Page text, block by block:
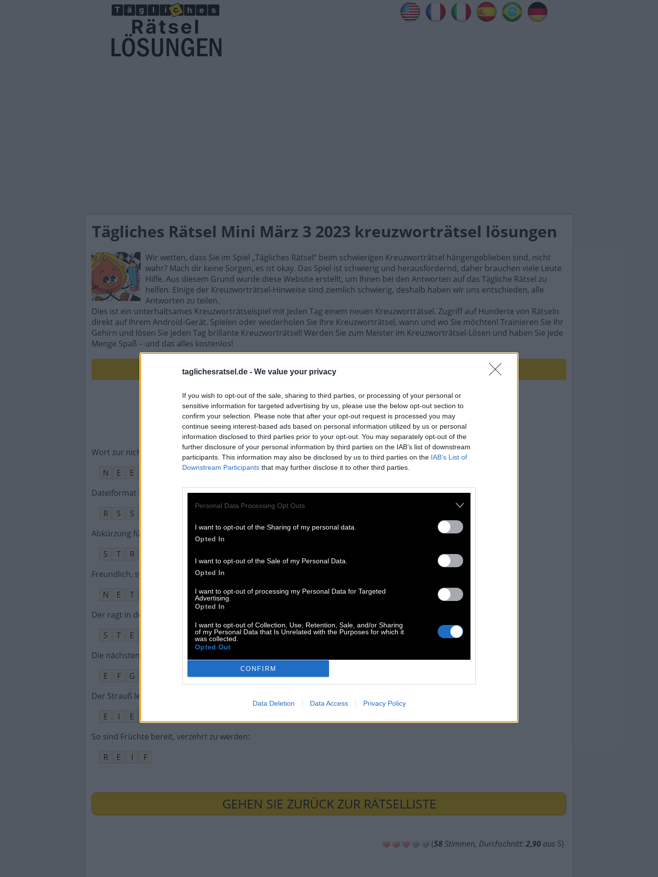
taglichesratsel.de - We value your privacy
If you wish to opt-out of the sale, sharing to third parties, or processing of your personal or
sensitive information for targeted advertising by us, please use the below opt-out section to
confirm your selection. Please note that after your opt-out request is processed you may
continue seeing interest-based ads based on personal information utilized by us or personal
information disclosed to third parties prior to your opt-out. You may separately opt-out of the
further disclosure of your personal information by third parties on the IAB’s list of downstream
participants. This information may also be disclosed by us to third parties on the IAB’s List of
Downstream Participants that may further disclose it to other third parties.
Personal Data Processing Opt Outs
I want to opt-out of the Sharing of my personal data.
Opted In
I want to opt-out of the Sale of my Personal Data.
Opted In
I want to opt-out of processing my Personal Data for Targeted
Advertising.
Opted In
I want to opt-out of Collection, Use, Retention, Sale, and/or Sharing
of my Personal Data that Is Unrelated with the Purposes for which it
was collected.
Opted Out
CONFIRM
Data Deletion Data Access Privacy Policy
Tägliches Rätsel Mini März 3 2023 kreuzworträtsel lösungen
Wir wetten, dass Sie im Spiel „Tägliches Rätsel“ beim schwierigen Kreuzworträtsel hängengeblieben sind, nicht
wahr? Mach dir keine Sorgen, es ist okay. Das Spiel ist schwierig und herausfordernd, daher brauchen viele Leute
Hilfe. Aus diesem Grund wurde diese Website erstellt, um Ihnen bei den Antworten auf das Tägliche Rätsel zu
helfen. Einige der Kreuzworträtsel-Hinweise sind ziemlich schwierig, deshalb haben wir uns entschieden, alle
Antworten zu teilen.
Dies ist ein unterhaltsames Kreuzworträtselspiel mit jeden Tag einem neuen Kreuzworträtsel. Zugriff auf Hunderte von Rätseln
direkt auf Ihrem Android-Gerät. Spielen oder wiederholen Sie Ihre Kreuzworträtsel, wann und wo Sie möchten! Trainieren Sie Ihr
Gehirn und lösen Sie jeden Tag brillante Kreuzworträtsel! Werden Sie zum Meister im Kreuzworträtsel-Lösen und haben Sie jede
Menge Spaß – und das alles kostenlos!
Mini März 3 2023 kreuzworträtsel
R S
S
N
E T
T
E
I E
R
E
F G
Wort zur nicht formalen Negation:
N
E
E
Dateiformat für Web-Feeds:
R
S
S
Abkürzung für Straße
S
T
R
Freundlich, sympathisch
N
E T
Der ragt in den See und lädt zum Springen ein
S
T E
Die nächsten drei Buchstaben nach d im Alphabet
E
F
G
Der Strauß legt die größten __
E
I E
So sind Früchte bereit, verzehrt zu werden:
R
E I F
GEHEN SIE ZURÜCK ZUR RÄTSELLISTE
(58Stimmen, Durchschnitt: 2,90 aus 5)